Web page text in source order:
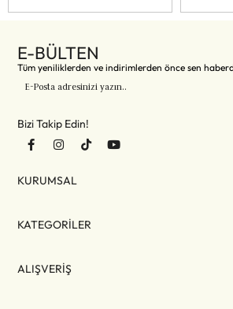
E-BÜLTEN
Tüm yeniliklerden ve indirimlerden önce sen
Bizi Takip Edin!
KURUMSAL
KATEGORİLER
ALIŞVERİŞ